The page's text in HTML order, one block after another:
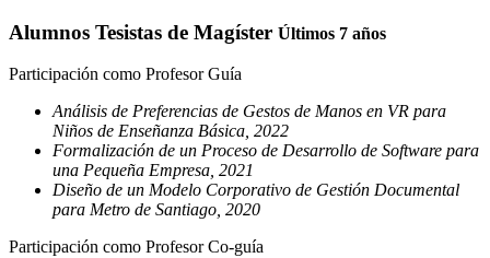
Alumnos Tesistas de Magíster Últimos 7 años
Participación como Profesor Guía
Análisis de Preferencias de Gestos de Manos en VR para
Niños de Enseñanza Básica, 2022
Formalización de un Proceso de Desarrollo de Software para
una Pequeña Empresa, 2021
Diseño de un Modelo Corporativo de Gestión Documental
para Metro de Santiago, 2020
Participación como Profesor Co-guía